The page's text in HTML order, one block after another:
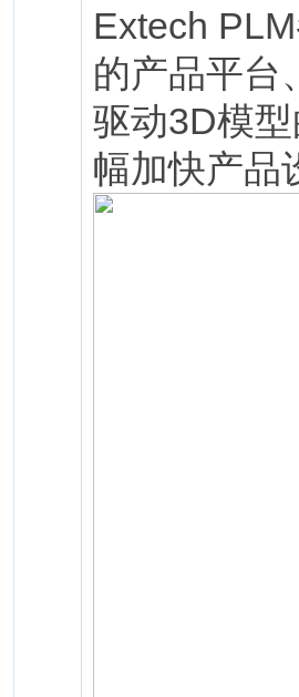
Extech
的产品平台
驱动3D模
幅加快产品